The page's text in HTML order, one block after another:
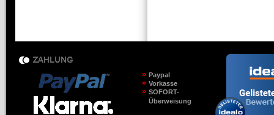
Paypal
Vorkasse
SOFORT-
Überweisung